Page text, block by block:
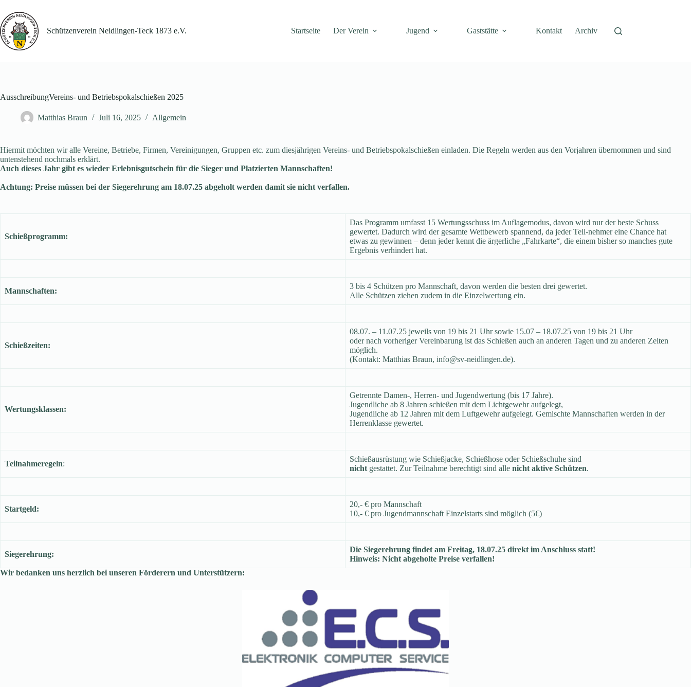
Inhalt
springen
Schützenverein Neidlingen-Teck 1873 e.V.
Startseite Der Verein Jugend Gaststätte Kontakt Archiv
AusschreibungVereins- und Betriebspokalschießen 2025
Matthias Braun Juli 16, 2025 Allgemein
Hiermit möchten wir alle Vereine, Betriebe, Firmen, Vereinigungen, Gruppen etc. zum diesjährigen Vereins- und Betriebspokalschießen einladen. Die Regeln werden aus den Vorjahren übernommen und sind
untenstehend nochmals erklärt.
Auch dieses Jahr gibt es wieder Erlebnisgutschein für die Sieger und Platzierten Mannschaften!
Achtung: Preise müssen bei der Siegerehrung am 18.07.25 abgeholt werden damit sie nicht verfallen.
Schießprogramm:
Das Programm umfasst 15 Wertungsschuss im Auflagemodus, davon wird nur der beste Schuss
gewertet. Dadurch wird der gesamte Wettbewerb spannend, da jeder Teil-nehmer eine Chance hat
etwas zu gewinnen – denn jeder kennt die ärgerliche „Fahrkarte“, die einem bisher so manches gute
Ergebnis verhindert hat.
Mannschaften:
3 bis 4 Schützen pro Mannschaft, davon werden die besten drei gewertet.
Alle Schützen ziehen zudem in die Einzelwertung ein.
Schießzeiten:
08.07. – 11.07.25 jeweils von 19 bis 21 Uhr sowie 15.07 – 18.07.25 von 19 bis 21 Uhr
oder nach vorheriger Vereinbarung ist das Schießen auch an anderen Tagen und zu anderen Zeiten
möglich.
(Kontakt: Matthias Braun, info@sv-neidlingen.de).
Wertungsklassen:
Getrennte Damen-, Herren- und Jugendwertung (bis 17 Jahre).
Jugendliche ab 8 Jahren schießen mit dem Lichtgewehr aufgelegt,
Jugendliche ab 12 Jahren mit dem Luftgewehr aufgelegt. Gemischte Mannschaften werden in der
Herrenklasse gewertet.
Teilnahmeregeln:
Schießausrüstung wie Schießjacke, Schießhose oder Schießschuhe sind
nicht gestattet. Zur Teilnahme berechtigt sind alle nicht aktive Schützen.
Startgeld:
20,- € pro Mannschaft
10,- € pro Jugendmannschaft Einzelstarts sind möglich (5€)
Siegerehrung:
Die Siegerehrung findet am Freitag, 18.07.25 direkt im Anschluss statt!
Hinweis: Nicht abgeholte Preise verfallen!
Wir bedanken uns herzlich bei unseren Förderern und Unterstützern: